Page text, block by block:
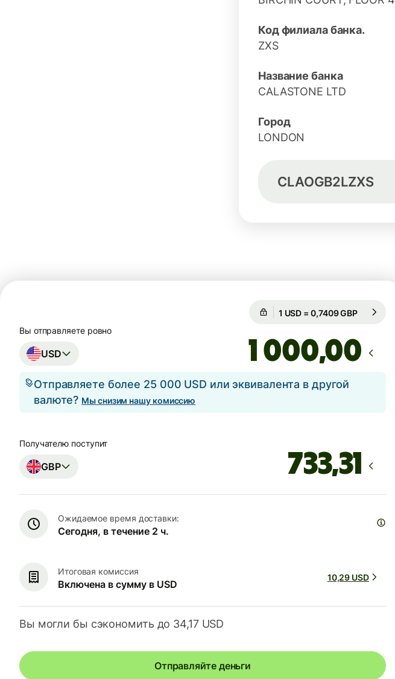
Код филиала банка.
ZXS
Название банка
CALASTONE LTD
Город
LONDON
CLAOGB2LZXS
Гарантирован на 8 ч.
Вы отправляете ровно
USD ,00
Отправляете более 25 000 USD или эквивалента в другой
валюте? Мы снизим нашу комиссию
Получателю поступит
GBP
Ожидаемое время доставки:
Сегодня, в течение 2 ч.
Итоговая комиссия
Включена в сумму в USD
10,29 USD
Вы могли бы сэкономить до 34,17 USD
Отправляйте деньги